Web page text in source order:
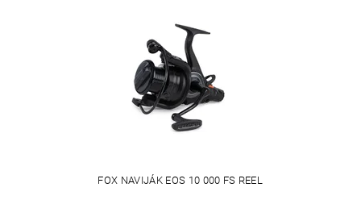
FOX NAVIJÁK EOS 10 000 FS REEL